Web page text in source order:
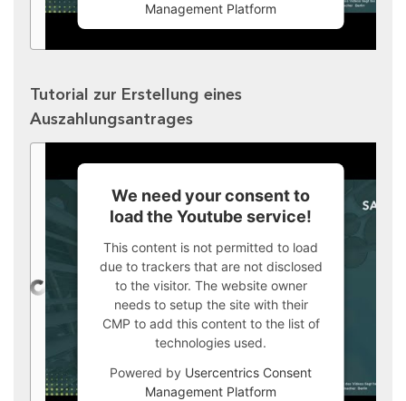
Management Platform
Tutorial zur Erstellung eines
Auszahlungsantrages
We need your consent to
load the Youtube service!
This content is not permitted to load
due to trackers that are not disclosed
to the visitor. The website owner
needs to setup the site with their
CMP to add this content to the list of
technologies used.
Powered by Usercentrics Consent
Management Platform